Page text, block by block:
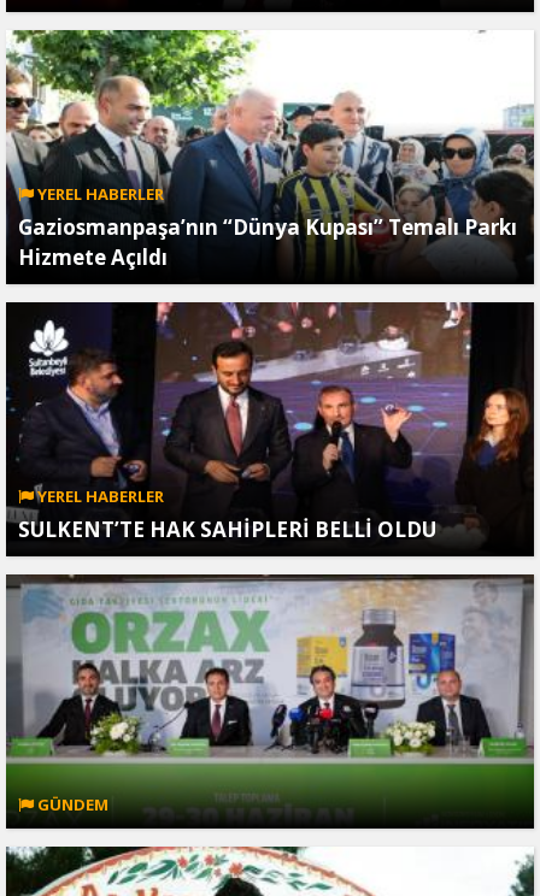
YEREL HABERLER
Gaziosmanpaşa’nın “Dünya Kupası” Temalı Parkı
Hizmete Açıldı
YEREL HABERLER
SULKENT’TE HAK SAHİPLERİ BELLİ OLDU
GÜNDEM